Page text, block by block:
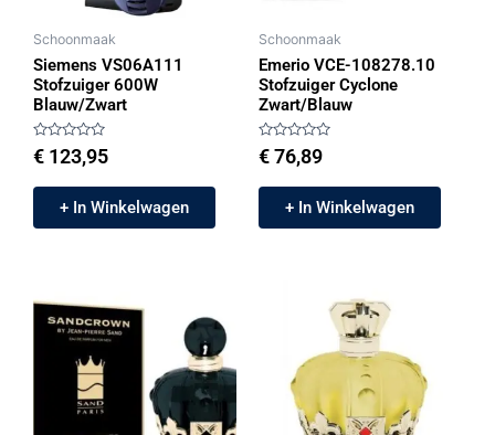
Schoonmaak
Siemens VS06A111
Stofzuiger 600W
Blauw/Zwart
Gewaardeerd
0
5
€ 123,95
+ In Winkelwagen
Schoonmaak
Emerio VCE-108278.10
Stofzuiger Cyclone
Zwart/Blauw
Gewaardeerd
0
5
€76,89
+ In Winkelwagen